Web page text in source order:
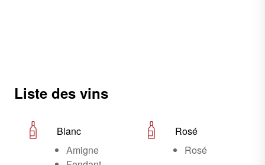
Liste des vins
Blanc
Amigne
Rosé
Rosé